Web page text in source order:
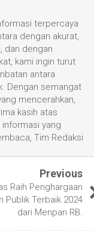
terpercaya
dengan akurat,
dan dengan
kami ingin turut
antara
Dengan semangat
mencerahkan,
kasih atas
yang
Tim Redaksi
Previous
Raih Penghargaan
Publik Terbaik 2024
dari Menpan RB.